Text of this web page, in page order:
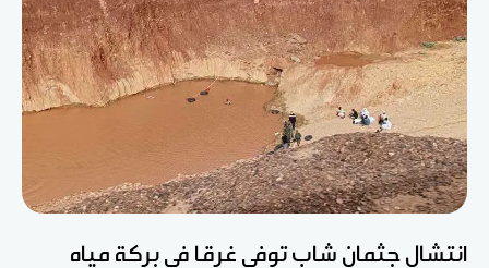
انتشال جثمان شاب توفي غرقا في بركة مياه